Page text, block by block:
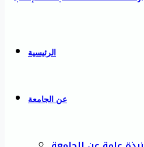
الرئيسية
عن الجامعة